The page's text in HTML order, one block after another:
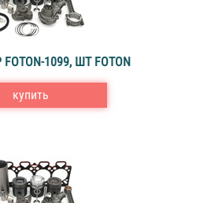
1099, ШТ FOTON
купить